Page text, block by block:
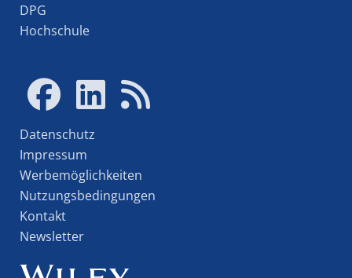
DPG
Hochschule
Datenschutz
Impressum
Werbemöglichkeiten
Nutzungsbedingungen
Kontakt
Newsletter